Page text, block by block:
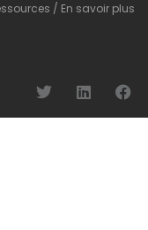
/ En savoir plus